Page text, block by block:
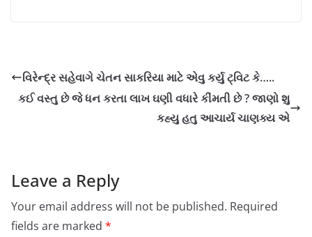
વિરેન્દ્ર સહેવાગે ચેતન સાકરિયા માટે એવુ કર્યુ ટ્વિટ કે…..
કઈ વસ્તુ છે જે ધન કરતા લાખ ઘણી વધારે કીંમતી છે ? જાણો શુ
કહ્યુ હતુ આચાર્ય ચાણક્ય એ
Leave a Reply
Your email address will not be published. Required
fields are marked *